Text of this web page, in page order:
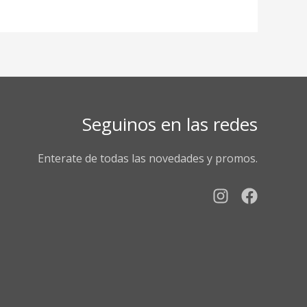
Seguinos en las redes
Enterate de todas las novedades y promos.